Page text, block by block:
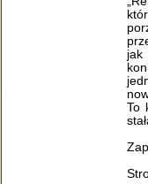
jak
To